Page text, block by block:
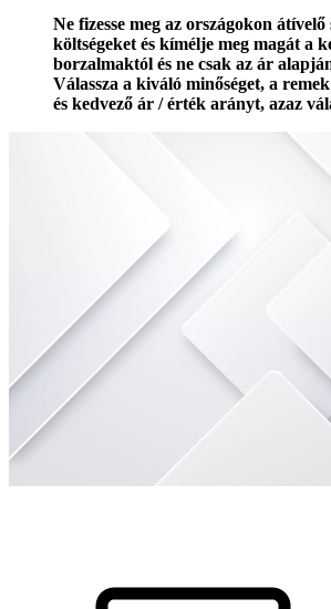
Ne fizesse meg az országokon átívelő
költségeket és kímélje meg magát a
borzalmaktól és ne csak az ár
Válassza a kiváló minőséget, a
és kedvező ár / érték arányt, azaz